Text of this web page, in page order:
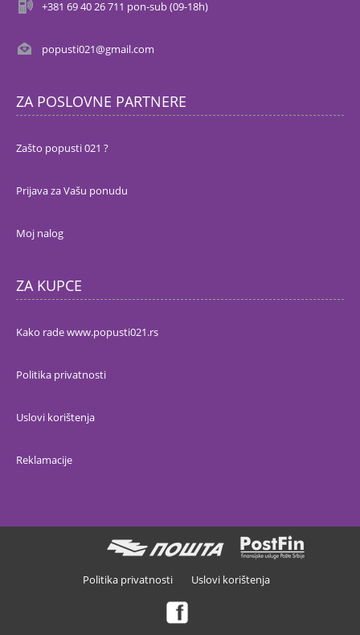
+381 69 40 26 711 pon-sub (09-18h)
popusti021@gmail.com
ZA POSLOVNE PARTNERE
Zašto popusti 021 ?
Prijava za Vašu ponudu
Moj nalog
ZA KUPCE
Kako rade www.popusti021.rs
Politika privatnosti
Uslovi korištenja
Reklamacije
Politika privatnosti Uslovi korištenja